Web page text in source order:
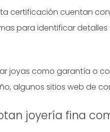
certificación cuentan
para identificar
joyas como garantía o
algunos sitios web de
joyería fina